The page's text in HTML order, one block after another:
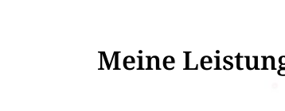
Meine